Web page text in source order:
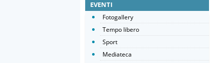
EVENTI
Fotogallery
Tempo libero
Sport
Mediateca